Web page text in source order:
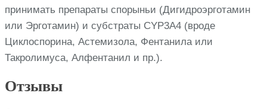
принимать препараты спорыньи (Дигидроэрготамин
или Эрготамин) и субстраты CYP3А4 (вроде
Циклоспорина, Астемизола, Фентанила или
Такролимуса, Алфентанил и пр.).
Отзывы